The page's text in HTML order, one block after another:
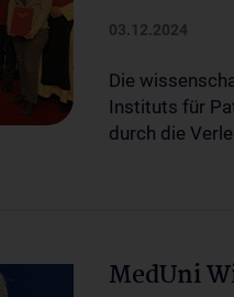
03.12.2024
Die
Instituts für
durch die
MedUni